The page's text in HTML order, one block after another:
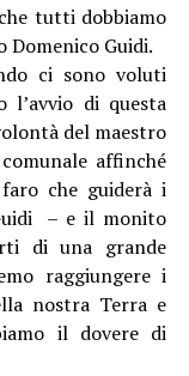
tutti dobbiamo
Domenico Guidi.
ci sono voluti
l’avvio di questa
del maestro
affinché
che guiderà i
– e il monito
di una grande
raggiungere i
nostra Terra e
il dovere di